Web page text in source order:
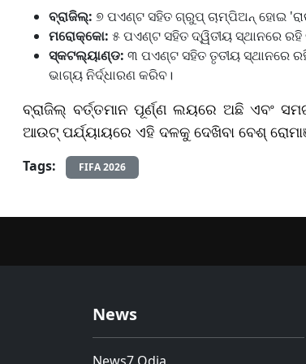
ବ୍ରାଜିଲ୍: ୭ ପଏଣ୍ଟ ସହିତ ଗ୍ରୁପ୍ ଚାମ୍ପିଅନ୍ ହୋଇ
ମରୋକ୍କୋ: ୫ ପଏଣ୍ଟ ସହିତ ଦ୍ୱିତୀୟ ସ୍ଥାନରେ
ସ୍କଟଲ୍ୟାଣ୍ଡ: ୩ ପଏଣ୍ଟ ସହିତ ତୃତୀୟ ସ୍ଥାନରେ
ଭାଗ୍ୟ ନିର୍ଦ୍ଧାରଣ କରିବ।
ବ୍ରାଜିଲ୍ ବର୍ତ୍ତମାନ ପୂର୍ଣ୍ଣ ଲୟରେ ଅଛି ଏବଂ
ଆଉଟ୍ ପର୍ଯ୍ୟାୟରେ ଏହି ଦଳକୁ ଦେଖିବା ବେଶ୍
Tags: FIFA 2026
News
News7 Odia